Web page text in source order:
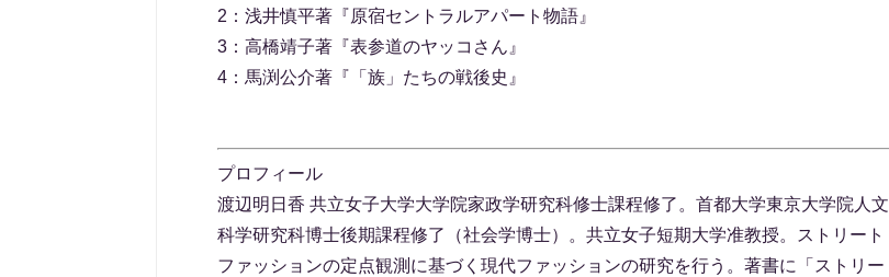
2：浅井慎平著『原宿セントラルアパート物語』
3：高橋靖子著『表参道のヤッコさん』
4：馬渕公介著『「族」たちの戦後史』
プロフィール
渡辺明日香 共立女子大学大学院家政学研究科修士課程修了。首都大学東京大学院人文
科学研究科博士後期課程修了（社会学博士）。共立女子短期大学准教授。ストリート
ファッションの定点観測に基づく現代ファッションの研究を行う。著書に「ストリー